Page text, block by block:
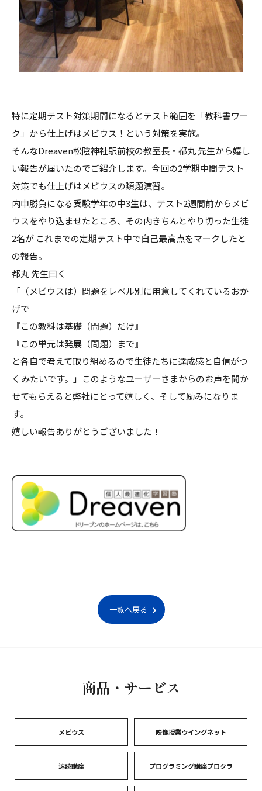
特に定期テスト対策期間になるとテスト範囲を「教科書ワー
ク」から仕上げはメビウス！という対策を実施。
そんなDreaven松陰神社駅前校の教室長・都丸 先生から嬉し
い報告が届いたのでご紹介します。今回の2学期中間テスト
対策でも仕上げはメビウスの類題演習。
内申勝負になる受験学年の中3生は、テスト2週間前からメビ
ウスをやり込ませたところ、その内きちんとやり切った生徒
2名が これまでの定期テスト中で自己最高点をマークしたと
の報告。
都丸 先生曰く
「（メビウスは）問題をレベル別に用意してくれているおか
げで
『この教科は基礎（問題）だけ』
『この単元は発展（問題）まで』
と各自で考えて取り組めるので生徒たちに達成感と自信がつ
くみたいです。」このようなユーザーさまからのお声を聞か
せてもらえると弊社にとって嬉しく、そして励みになりま
す。
嬉しい報告ありがとうございました！
一覧へ戻る
商品・サービス
メビウス 映像授業ウイングネット
速読講座 プログラミング講座プロクラ